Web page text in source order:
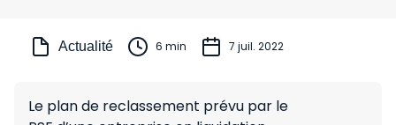
Actualité 6 min 7 juil. 2022
Le plan de reclassement prévu par le